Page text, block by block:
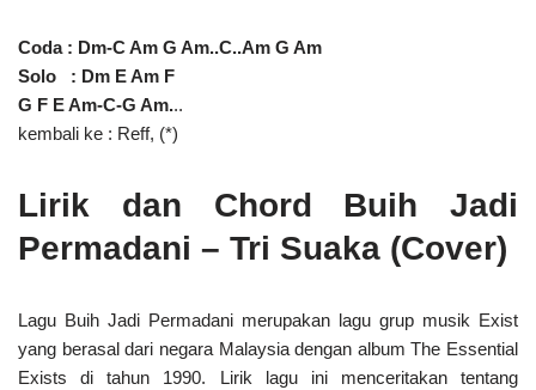
Coda : Dm-C Am G Am..C..Am G Am
Solo : Dm E Am F
G F E Am-C-G Am...
kembali ke : Reff, (*)
Lirik dan Chord Buih Jadi
Permadani – Tri Suaka (Cover)
Lagu Buih Jadi Permadani merupakan lagu grup musik Exist
yang berasal dari negara Malaysia dengan album The Essential
Exists di tahun 1990. Lirik lagu ini menceritakan tentang